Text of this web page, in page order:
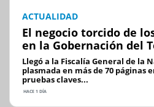
ACTUALIDAD
El negocio torcido de
en la Gobernación del
Llegó a la Fiscalía General de la
plasmada en más de 70 páginas
pruebas claves...
HACE 1 DÍA